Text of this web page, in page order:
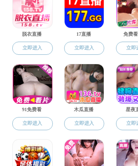
附中资讯
校园新闻